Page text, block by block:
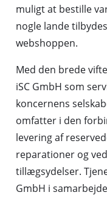
muligt at bestille
nogle lande
webshoppen.
Med den brede
iSC GmbH som
koncernens
omfatter i den
levering af
reparationer og
tillægsydelser.
GmbH i